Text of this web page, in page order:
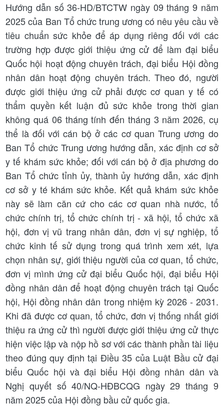
Hướng dẫn số 36-HD/BTCTW ngày 09 tháng 9 năm
2025 của Ban Tổ chức trung ương có nêu yêu cầu về
tiêu chuẩn sức khỏe để áp dụng riêng đối với các
trường hợp được giới thiệu ứng cử để làm đại biểu
Quốc hội hoạt động chuyên trách, đại biểu Hội đồng
nhân dân hoạt động chuyên trách. Theo đó, người
được giới thiệu ứng cử phải được cơ quan y tế có
thẩm quyền kết luận đủ sức khỏe trong thời gian
không quá 06 tháng tính đến tháng 3 năm 2026, cụ
thể là đối với cán bộ ở các cơ quan Trung ương do
Ban Tổ chức Trung ương hướng dẫn, xác định cơ sở
y tế khám sức khỏe; đối với cán bộ ở địa phương do
Ban Tổ chức tỉnh ủy, thành ủy hướng dẫn, xác định
cơ sở y té khám sức khỏe. Kết quả khám sức khỏe
này sẽ làm căn cứ cho các cơ quan nhà nước, tổ
chức chính trị, tổ chức chính trị - xã hội, tổ chức xã
hội, đơn vị vũ trang nhân dân, đơn vị sự nghiệp, tổ
chức kinh tế sử dụng trong quá trình xem xét, lựa
chọn nhân sự, giới thiệu người của cơ quan, tổ chức,
đơn vị mình ứng cử đại biểu Quốc hội, đại biểu Hội
đồng nhân dân để hoạt động chuyên trách tại Quốc
hội, Hội đồng nhân dân trong nhiệm kỳ 2026 - 2031.
Khi đã được cơ quan, tổ chức, đơn vị thống nhất giới
thiệu ra ứng cử thì người được giới thiệu ứng cử thực
hiện việc lập và nộp hồ sơ với các thành phần tài liệu
theo đúng quy định tại Điều 35 của Luật Bầu cử đại
biểu Quốc hội và đại biểu Hội đồng nhân dân và
Nghị quyết số 40/NQ-HĐBCQG ngày 29 tháng 9
năm 2025 của Hội đồng bầu cử quốc gia.